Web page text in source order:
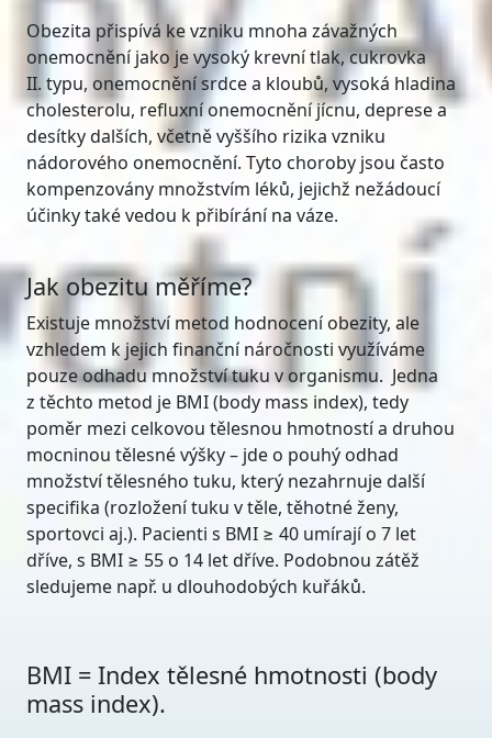
Obezita přispívá ke vzniku mnoha závažných
onemocnění jako je vysoký krevní tlak, cukrovka
II. typu, onemocnění srdce a kloubů, vysoká hladina
cholesterolu, refluxní onemocnění jícnu, deprese a
desítky dalších, včetně vyššího rizika vzniku
nádorového onemocnění. Tyto choroby jsou často
kompenzovány množstvím léků, jejichž nežádoucí
účinky také vedou k přibírání na váze.
Jak obezitu měříme?
Existuje množství metod hodnocení obezity, ale
vzhledem k jejich finanční náročnosti využíváme
pouze odhadu množství tuku v organismu. Jedna
z těchto metod je BMI (body mass index), tedy
poměr mezi celkovou tělesnou hmotností a druhou
mocninou tělesné výšky – jde o pouhý odhad
množství tělesného tuku, který nezahrnuje další
specifika (rozložení tuku v těle, těhotné ženy,
sportovci aj.). Pacienti s BMI ≥ 40 umírají o 7 let
dříve, s BMI ≥ 55 o 14 let dříve. Podobnou zátěž
sledujeme např. u dlouhodobých kuřáků.
BMI = Index tělesné hmotnosti (body
mass index).